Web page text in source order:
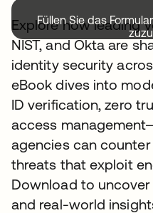
Füllen Sie das
Explore how leading
NIST, and Okta are
identity security
eBook dives into
ID verification, zero
access
agencies can
threats that exploit
Download to
and real-world